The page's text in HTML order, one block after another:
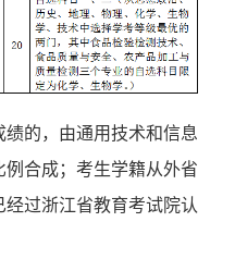
的， 由通用技术和信息
例合成；考生学籍从外省
经过浙江省教育考试院认